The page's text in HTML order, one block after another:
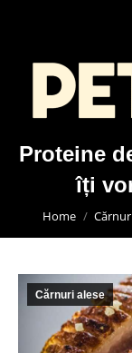
Proteine
îți
You are
Home
Cărnuri alese